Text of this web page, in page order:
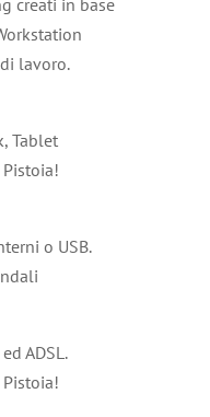
creati in base
lavoro.
Tablet
o USB.
ADSL.